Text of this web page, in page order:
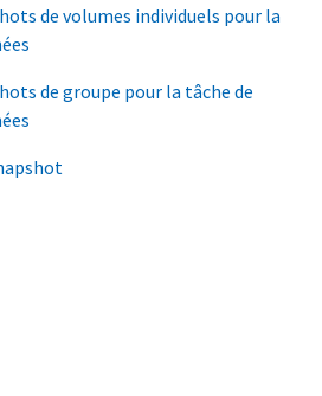
de volumes individuels pour la
de groupe pour la tâche de